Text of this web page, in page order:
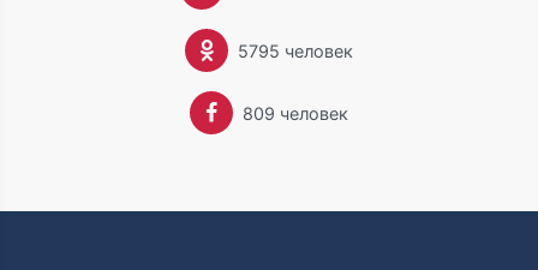
5795 человек
809 человек